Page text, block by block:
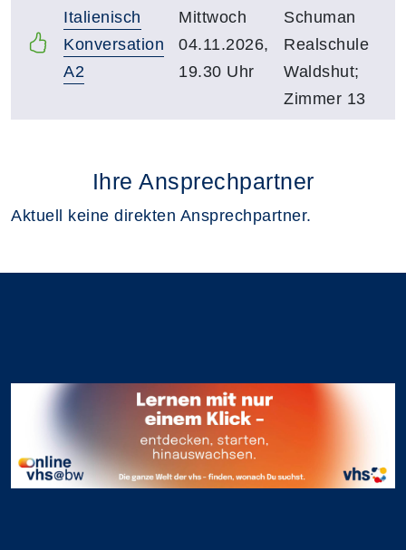
Italienisch
Konversation
A2
Mittwoch
04.11.2026,
19.30 Uhr
Schuman
Realschule
Waldshut;
Zimmer 13
Ihre Ansprechpartner
Aktuell keine direkten Ansprechpartner.